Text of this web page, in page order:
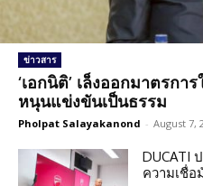
ข่าวสาร
‘เอกนิติ’ เล็งออกมาตรก
หนุนแข่งขันเป็นธรรม
Pholpat Salayakanond - August 7,
DUCATI
ความเชื่อ